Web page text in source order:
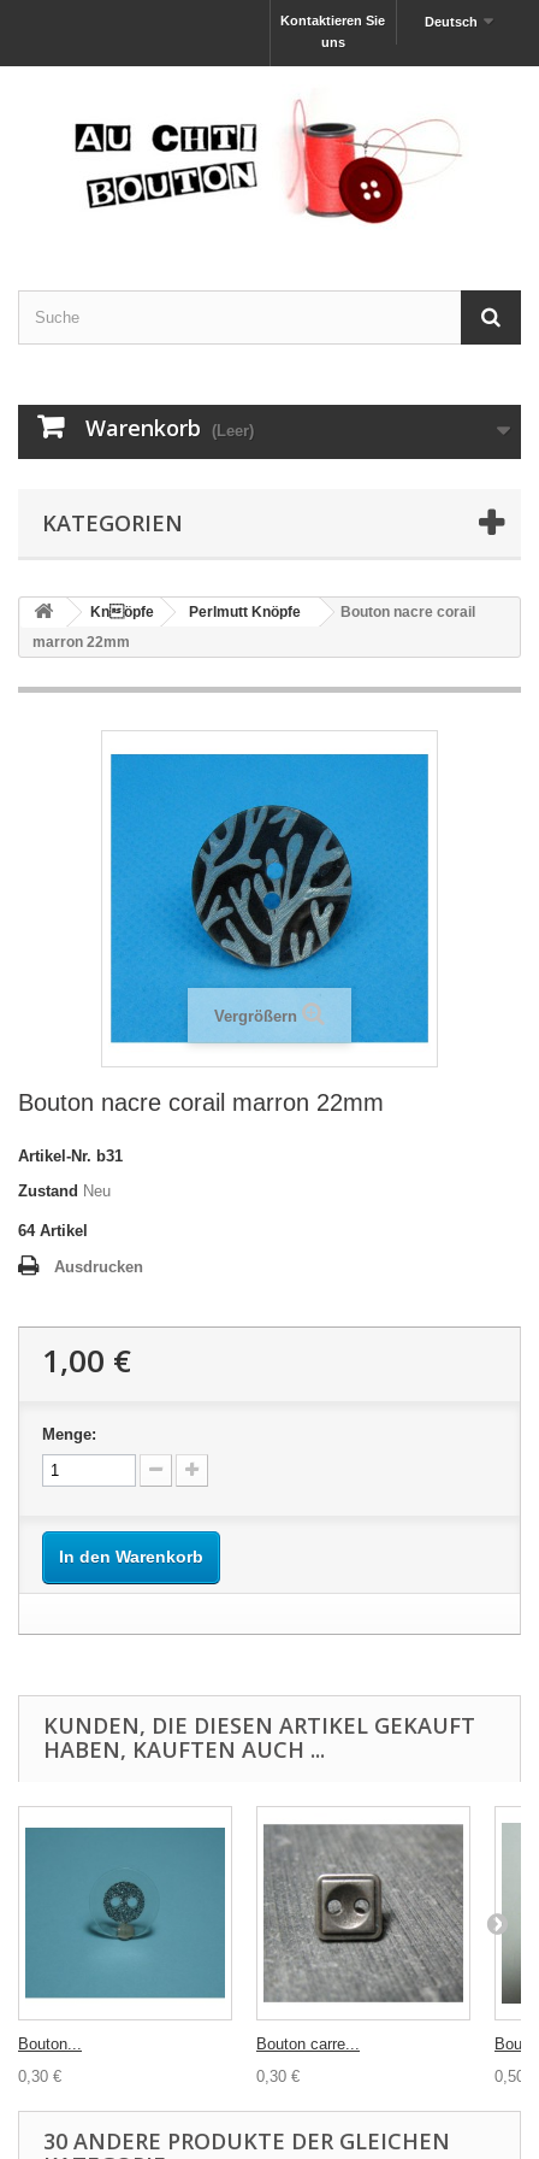
Deutsch
Kontaktieren Sie
uns
Warenkorb (Leer)
KATEGORIEN
Knöpfe Perlmutt Knöpfe
Bouton nacre corail
marron 22mm
Vergrößern
Bouton nacre corail marron 22mm
Artikel-Nr. b31
Zustand Neu
64 Artikel
Ausdrucken
1,00 €
Menge:
In den Warenkorb
KUNDEN, DIE DIESEN ARTIKEL GEKAUFT
HABEN, KAUFTEN AUCH ...
Bouton...
0,30 €
Bouton carre...
0,30 €
0,50 €
30 ANDERE PRODUKTE DER GLEICHEN